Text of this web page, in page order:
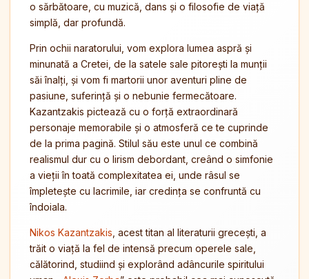
o sărbătoare, cu muzică, dans și o filosofie de viață
simplă, dar profundă.
Prin ochii naratorului, vom explora lumea aspră și
minunată a Cretei, de la satele sale pitorești la munții
săi înalți, și vom fi martorii unor aventuri pline de
pasiune, suferință și o nebunie fermecătoare.
Kazantzakis pictează cu o forță extraordinară
personaje memorabile și o atmosferă ce te cuprinde
de la prima pagină. Stilul său este unul ce combină
realismul dur cu o lirism debordant, creând o simfonie
a vieții în toată complexitatea ei, unde râsul se
împletește cu lacrimile, iar credința se confruntă cu
îndoiala.
Nikos Kazantzakis , acest titan al literaturii grecești, a
trăit o viață la fel de intensă precum operele sale,
călătorind, studiind și explorând adâncurile spiritului